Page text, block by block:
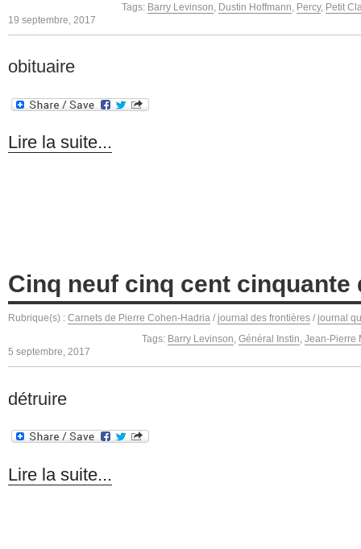
Tags: Barry Levinson Dustin Hoffmann Percy, Petit
19 septembre, 2017
obituaire
Lire la suite...
Cinq neuf cinq cent cinquante
Rubrique(s) : Carnets de Pierre Cohen-Hadria / journal des frontières / journal
Tags: Barry Levinson, Général Instin, Jean-Pierre
5 septembre, 2017
détruire
Lire la suite...